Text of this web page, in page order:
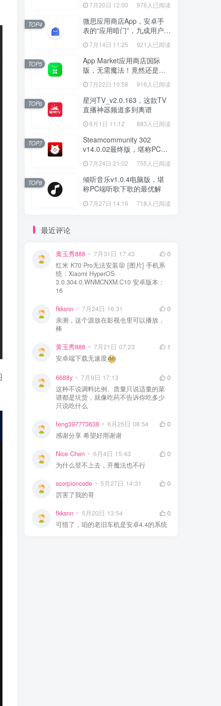
7月20日 12:00 976人已阅读
微思应用商店App，安卓手
表的“应用暗门”，九成用户还
没发现
7月14日 11:25 921人已阅读
TOP4
App Market应用商店国际
版，无需魔法！竟然还是大
厂出品？
7月22日 10:58 916人已阅读
TOP5
星河TV_v2.0.163，这款TV
直播神器频道多到离谱
8月1日 11:12 883人已阅读
TOP6
Steamcommunity 302
v14.0.02最终版，堪称PC玩
家必备的网络工具箱
7月24日 21:02 755人已阅读
TOP7
倾听音乐v1.0.4电脑版，堪
称PC端听歌下歌的最优解
7月27日 14:16 718人已阅读
TOP8
最近评论
黄玉秀888 7月31日 17:43
0
红米 K70 Pro无法安装😝 [图片] 手机系
统：Xiaomi HyperOS
3.0.304.0.WNMCNXM.C10 安卓版本：
16
fkksnn 7月24日 16:31
0
亲测，这个源放在影视仓里可以播放，
棒
黄玉秀888 7月21日 07:23
1
安卓端下载无速度
6688y 7月9日 17:13
0
这种不说调料比例、质量只说适量的菜
谱都是坑货，就像吃药不告诉你吃多少
只说吃什么
feng397773638 6月25日 08:54
0
感谢分享 希望好用谢谢
Nice Chen 6月4日 15:43
0
为什么登不上去，开魔法也不行
scorpioncode 5月27日 14:31
0
厉害了我的哥
fkksnn 5月20日 13:54
0
可惜了，咱的老旧车机是安卓4.4的系统